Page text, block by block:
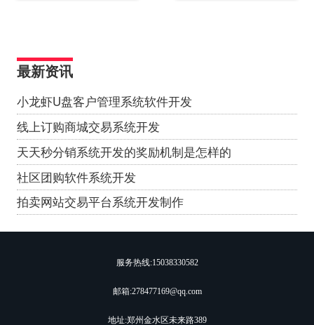
最新资讯
小龙虾U盘客户管理系统软件开发
线上订购商城交易系统开发
天天秒分销系统开发的奖励机制是怎样的
社区团购软件系统开发
拍卖网站交易平台系统开发制作
服务热线:15038330582
邮箱:278477169@qq.com
地址:郑州金水区未来路389